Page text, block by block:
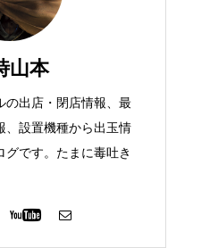
山本
の出店・閉店情報、最
、設置機種から出玉情
です。たまに毒吐き